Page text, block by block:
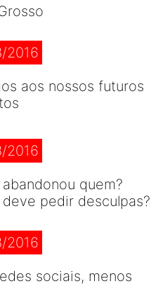
2016
aos nossos futuros
2016
quem?
deve pedir desculpas?
2016
sociais, menos